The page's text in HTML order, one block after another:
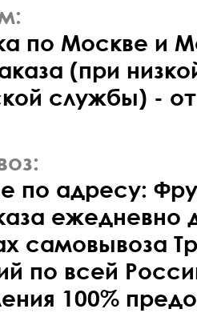
по Москве и
(при
службы) -
по адресу:
ежедневно
самовывоза
по всей
100%